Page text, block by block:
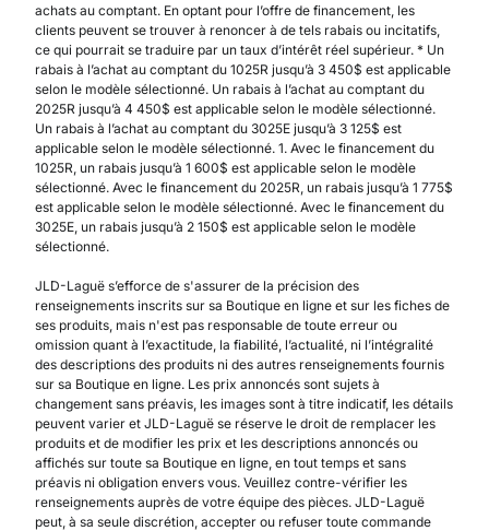
achats au comptant. En optant pour l’offre de financement, les
clients peuvent se trouver à renoncer à de tels rabais ou incitatifs,
ce qui pourrait se traduire par un taux d’intérêt réel supérieur. * Un
rabais à l’achat au comptant du 1025R jusqu’à 3 450$ est applicable
selon le modèle sélectionné. Un rabais à l’achat au comptant du
2025R jusqu’à 4 450$ est applicable selon le modèle sélectionné.
Un rabais à l’achat au comptant du 3025E jusqu’à 3 125$ est
applicable selon le modèle sélectionné. 1. Avec le financement du
1025R, un rabais jusqu’à 1 600$ est applicable selon le modèle
sélectionné. Avec le financement du 2025R, un rabais jusqu’à 1 775$
est applicable selon le modèle sélectionné. Avec le financement du
3025E, un rabais jusqu’à 2 150$ est applicable selon le modèle
sélectionné.
JLD-Laguë s’efforce de s'assurer de la précision des
renseignements inscrits sur sa Boutique en ligne et sur les fiches de
ses produits, mais n'est pas responsable de toute erreur ou
omission quant à l’exactitude, la fiabilité, l’actualité, ni l’intégralité
des descriptions des produits ni des autres renseignements fournis
sur sa Boutique en ligne. Les prix annoncés sont sujets à
changement sans préavis, les images sont à titre indicatif, les détails
peuvent varier et JLD-Laguë se réserve le droit de remplacer les
produits et de modifier les prix et les descriptions annoncés ou
affichés sur toute sa Boutique en ligne, en tout temps et sans
préavis ni obligation envers vous. Veuillez contre-vérifier les
renseignements auprès de votre équipe des pièces. JLD-Laguë
peut, à sa seule discrétion, accepter ou refuser toute commande